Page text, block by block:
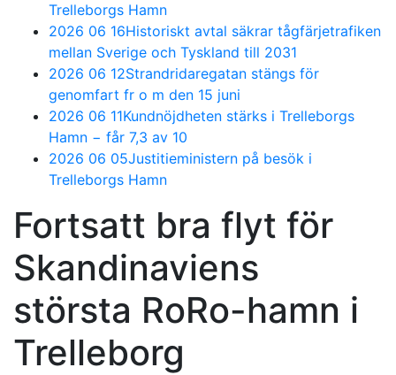
Trelleborgs Hamn
2026 06 16Historiskt avtal säkrar tågfärjetrafiken
mellan Sverige och Tyskland till 2031
2026 06 12Strandridaregatan stängs för
genomfart fr o m den 15 juni
2026 06 11Kundnöjdheten stärks i Trelleborgs
Hamn − får 7,3 av 10
2026 06 05Justitieministern på besök i
Trelleborgs Hamn
Fortsatt bra flyt för
Skandinaviens
största RoRo-hamn i
Trelleborg